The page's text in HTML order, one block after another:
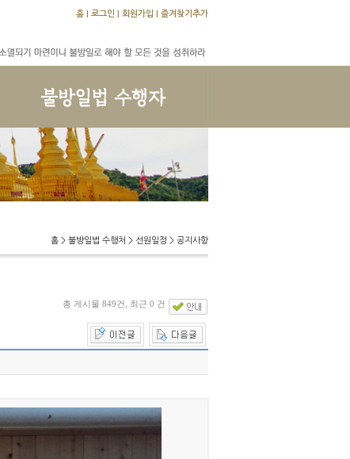
홈 로그인 회원가입 즐겨찾기추가
교학문답
수행문답
앨범
홈 > 불방일법 수행처 > 선원일정 > 공지사항
총 게시물 849건, 최근 0 건